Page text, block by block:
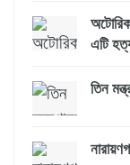
এটি
তিন